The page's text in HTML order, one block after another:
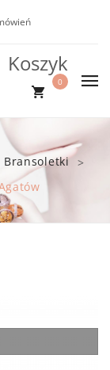
Koszyk
0
w koszyku.
Bransoletki >